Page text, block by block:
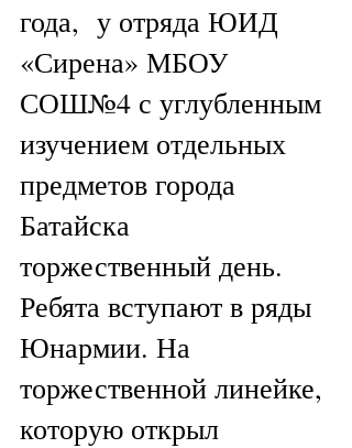
года,  у отряда ЮИД
«Сирена» МБОУ
СОШ№4 с углубленным
изучением отдельных
предметов города
Батайска
торжественный день.
Ребята вступают в ряды
Юнармии. На
торжественной линейке,
которую открыл